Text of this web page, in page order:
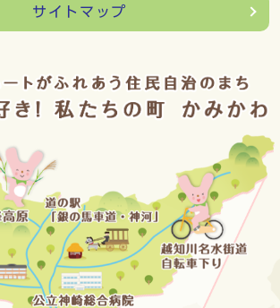
サイトマップ